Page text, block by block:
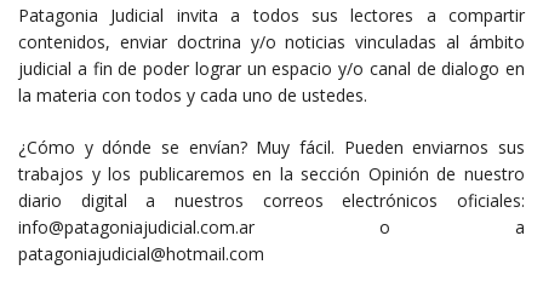
Patagonia Judicial invita a todos sus lectores a compartir
contenidos, enviar doctrina y/o noticias vinculadas al ámbito
judicial a fin de poder lograr un espacio y/o canal de dialogo en
la materia con todos y cada uno de ustedes.
¿Cómo y dónde se envían? Muy fácil. Pueden enviarnos sus
trabajos y los publicaremos en la sección Opinión de nuestro
diario digital a nuestros correos electrónicos oficiales:
info@patagoniajudicial.com.ar o a
patagoniajudicial@hotmail.com